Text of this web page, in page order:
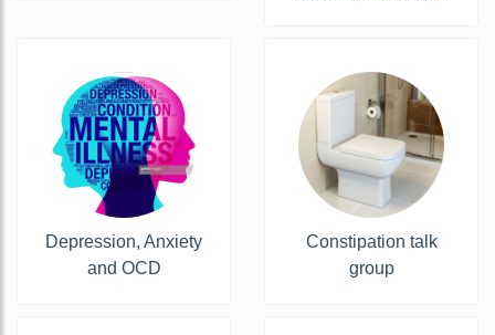
Depression, Anxiety
and OCD
Constipation talk
group